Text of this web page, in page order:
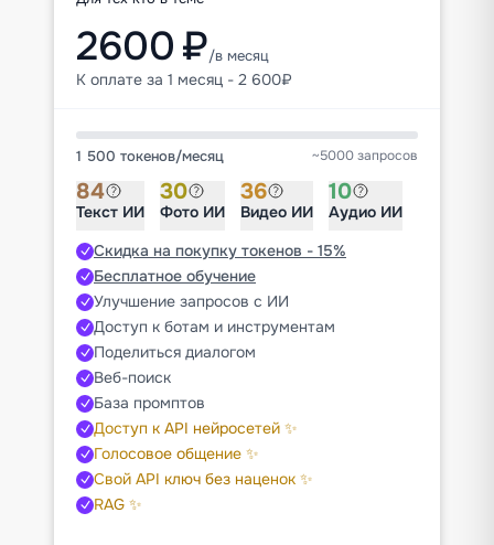
2600 ₽/в месяц
К оплате за 1 месяц - 2 600₽
1 500 токенов/месяц ~5000 запросов
84
Текст ИИ
30
Фото ИИ
36
Видео ИИ
10
Аудио ИИ
Скидка на покупку токенов - 15%
Бесплатное обучение
Улучшение запросов с ИИ
Доступ к ботам и инструментам
Поделиться диалогом
Веб-поиск
База промптов
Доступ к API нейросетей ✨
Голосовое общение ✨
Свой API ключ без наценок ✨
RAG ✨